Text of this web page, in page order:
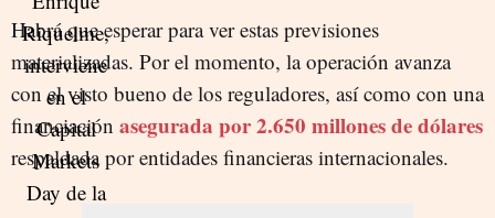
Habrá que esperar para ver estas previsiones
materializadas. Por el momento, la operación avanza
con el visto bueno de los reguladores, así como con una
financiación asegurada por 2.650 millones de dólares
respaldada por entidades financieras internacionales.